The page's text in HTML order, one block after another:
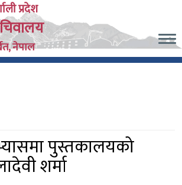
प्रदेश
नेपाल
पुस्तकालयको
शर्मा